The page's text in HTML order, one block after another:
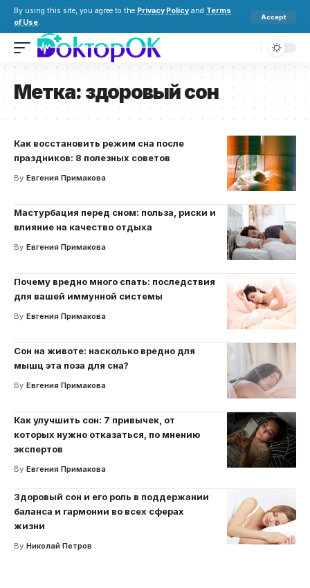
By using this site, you agree to the Privacy Policy and Terms
of Use.
Accept
Метка: здоровый сон
Как восстановить режим сна после
праздников: 8 полезных советов
By Евгения Примакова
Мастурбация перед сном: польза, риски и
влияние на качество отдыха
By Евгения Примакова
Почему вредно много спать: последствия
для вашей иммунной системы
By Евгения Примакова
Сон на животе: насколько вредно для
мышц эта поза для сна?
By Евгения Примакова
Как улучшить сон: 7 привычек, от
которых нужно отказаться, по мнению
экспертов
By Евгения Примакова
Здоровый сон и его роль в поддержании
баланса и гармонии во всех сферах
жизни
By Николай Петров